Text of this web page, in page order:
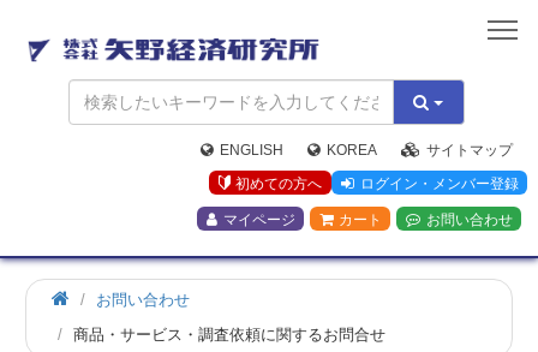
矢
野
経
済
研
究
所
ENGLISH KOREA
サイトマップ
初めての方へ
ログイン・メンバー登録
マイページ カート お問い合わせ
お問い合わせ
商品・サービス・調査依頼に関するお問合せ